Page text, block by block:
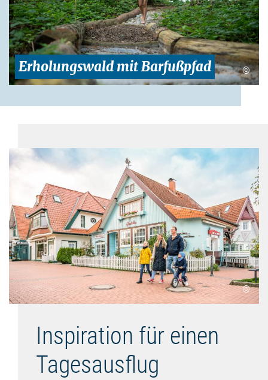
Erholungswald mit Barfußpfad ©
©
Inspiration für einen
Tagesausflug